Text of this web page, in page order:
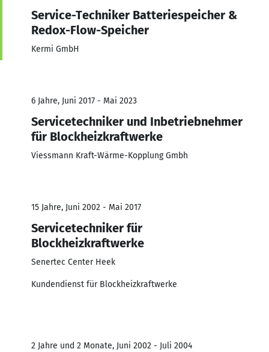
Service-Techniker Batteriespeicher &
Redox-Flow-Speicher
Kermi GmbH
6 Jahre, Juni 2017 - Mai 2023
Servicetechniker und Inbetriebnehmer
für Blockheizkraftwerke
Viessmann Kraft-Wärme-Kopplung Gmbh
15 Jahre, Juni 2002 - Mai 2017
Servicetechniker für
Blockheizkraftwerke
Senertec Center Heek
Kundendienst für Blockheizkraftwerke
2 Jahre und 2 Monate, Juni 2002 - Juli 2004